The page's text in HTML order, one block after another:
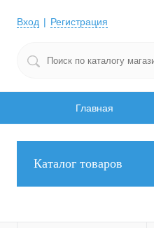
Вход Регистрация
Главная
Каталог товаров